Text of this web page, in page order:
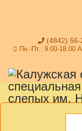
(4842) 56-
Пн.-Пт.: 9.00-18.00